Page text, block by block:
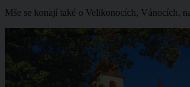
Mše se konají také o Velikonocích, Vánocích,